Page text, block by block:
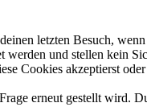
letzten Besuch,
und stellen kein
Cookies akzeptierst
erneut gestellt wird.